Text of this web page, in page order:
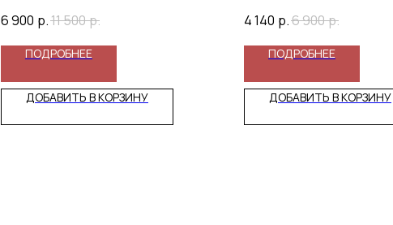
6 900 р.11 500р.
ПОДРОБНЕЕ
ДОБАВИТЬ В КОРЗИНУ
4 140 р.6 900р.
ПОДРОБНЕЕ
ДОБАВИТЬ В КОРЗИНУ